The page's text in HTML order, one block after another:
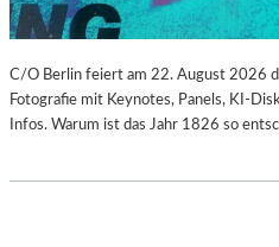
C/O Berlin feiert am 22. August 2026
Fotografie mit Keynotes, Panels, KI-
Infos. Warum ist das Jahr 1826 so